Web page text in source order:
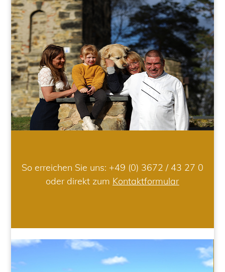
So erreichen Sie uns: +49 (0) 3672 / 43 27 0
oder direkt zum Kontaktformular